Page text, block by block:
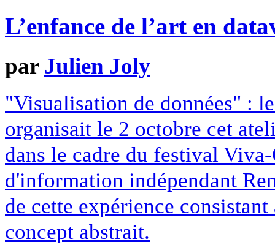
L’enfance de l’art en
par Julien Joly
"Visualisation de données" :
organisait le 2 octobre cet
dans le cadre du festival
d'information indépendant
de cette expérience
concept abstrait.